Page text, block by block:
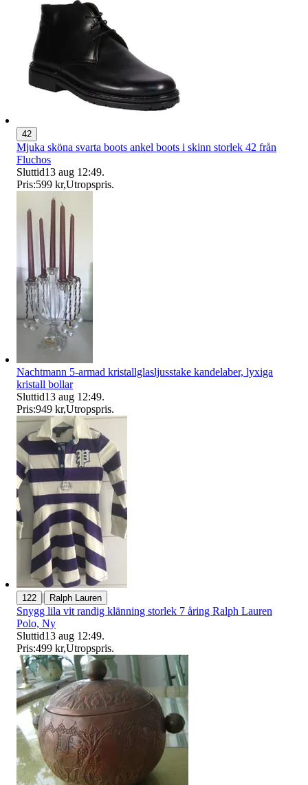
42
Mjuka sköna svarta boots ankel boots i skinn storlek 42 från
Fluchos
Sluttid13 aug 12:49.
Pris:599 kr,Utropspris.
Nachtmann 5-armad kristallglasljusstake kandelaber, lyxiga
kristall bollar
Sluttid13 aug 12:49.
Pris:949 kr,Utropspris.
122 | Ralph Lauren
Snygg lila vit randig klänning storlek 7 åring Ralph Lauren
Polo, Ny
Sluttid13 aug 12:49.
Pris:499 kr,Utropspris.